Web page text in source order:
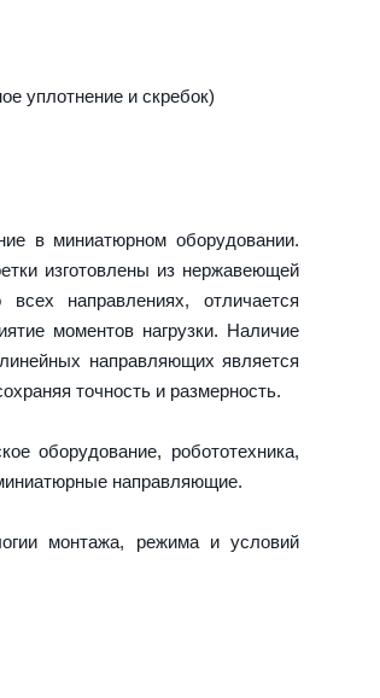
уплотнение и скребок)
в миниатюрном оборудовании.
изготовлены из нержавеющей
направлениях, отличается
моментов нагрузки. Наличие
направляющих является
точность и размерность.
оборудование, робототехника,
направляющие.
монтажа, режима и условий